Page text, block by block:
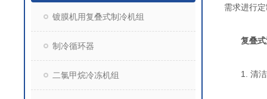
镀膜机用复叠式制冷机组
制冷循环器
二氯甲烷冷冻机组
需求进行
复叠
1. 清洁：